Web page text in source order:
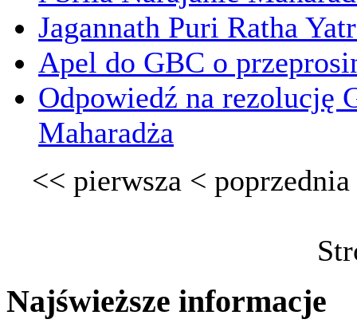
Jagannath Puri Ratha
Apel do GBC o
Odpowiedź na rezolucję
Maharadża
<< pierwsza < poprzednia
Najświeższe informacje